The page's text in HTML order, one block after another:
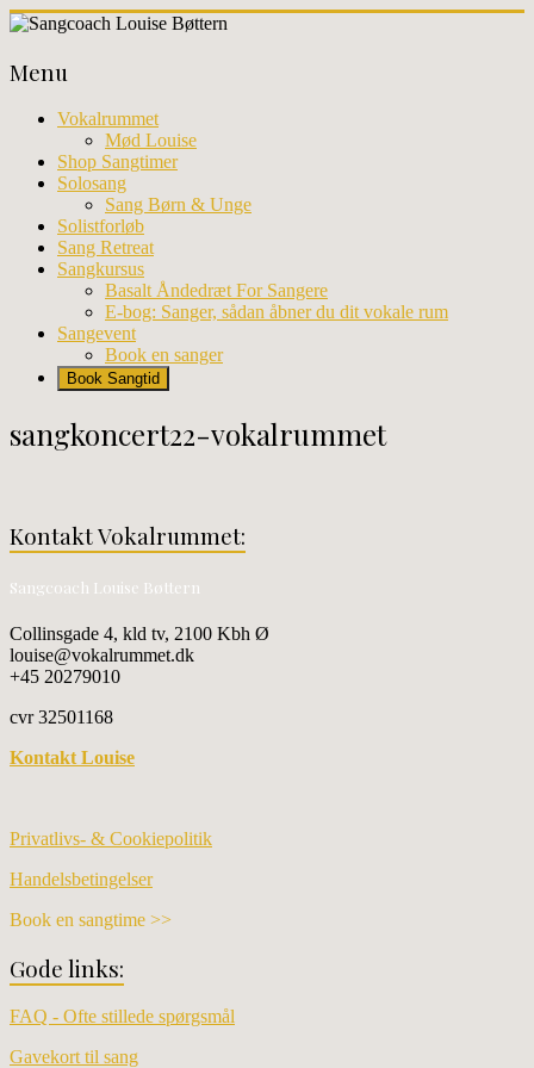
Skip
content
Louise
Bøttern
Professionel
sangundervisning
workhops
København
Menu
Vokalrummet
Mød Louise
Shop Sangtimer
Solosang
Sang Børn & Unge
Solistforløb
Sang Retreat
Sangkursus
Basalt Åndedræt For Sangere
E-bog: Sanger, sådan åbner du dit vokale rum
Sangevent
Book en sanger
Book Sangtid
sangkoncert22-vokalrummet
Kontakt Vokalrummet:
Sangcoach Louise Bøttern
Collinsgade 4, kld tv, 2100 Kbh Ø
louise@vokalrummet.dk
+45 20279010
cvr 32501168
Kontakt Louise
Privatlivs- & Cookiepolitik
Handelsbetingelser
Book en sangtime >>
Gode links:
FAQ - Ofte stillede spørgsmål
Gavekort til sang